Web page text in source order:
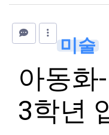
미술
아동화
3학년